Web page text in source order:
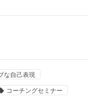
な自己表現
コーチングセミナー